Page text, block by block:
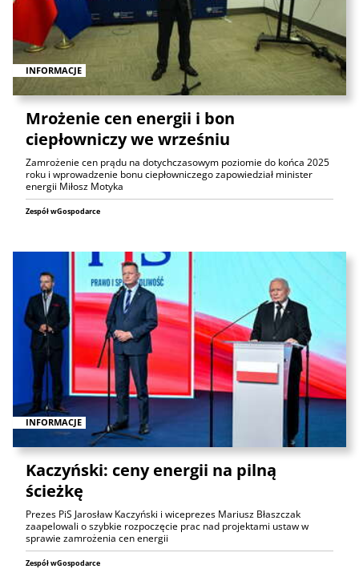
INFORMACJE
Mrożenie cen energii i bon
ciepłowniczy we wrześniu
Zamrożenie cen prądu na dotychczasowym poziomie do końca 2025
roku i wprowadzenie bonu ciepłowniczego zapowiedział minister
energii Miłosz Motyka
Zespół wGospodarce
INFORMACJE
Kaczyński: ceny energii na pilną
ścieżkę
Prezes PiS Jarosław Kaczyński i wiceprezes Mariusz Błaszczak
zaapelowali o szybkie rozpoczęcie prac nad projektami ustaw w
sprawie zamrożenia cen energii
Zespół wGospodarce